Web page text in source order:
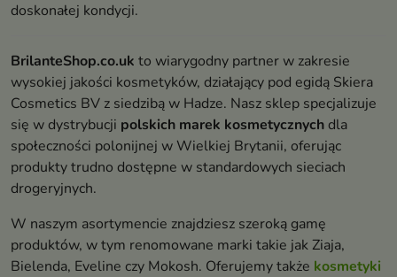
doskonałej kondycji.
BrilanteShop.co.uk to wiarygodny partner w zakresie
wysokiej jakości kosmetyków, działający pod egidą Skiera
Cosmetics BV z siedzibą w Hadze. Nasz sklep specjalizuje
się w dystrybucji polskich marek kosmetycznychdla
społeczności polonijnej w Wielkiej Brytanii, oferując
produkty trudno dostępne w standardowych sieciach
drogeryjnych.
W naszym asortymencie znajdziesz szeroką gamę
produktów, w tym renomowane marki takie jak Ziaja,
Bielenda, Eveline czy Mokosh. Oferujemy także kosmetyki